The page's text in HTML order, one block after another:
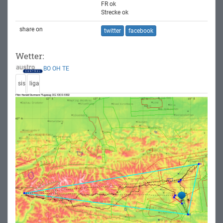
FR ok
Strecke ok
share on twitter facebook
Wetter:
BO OH TE
sis liga